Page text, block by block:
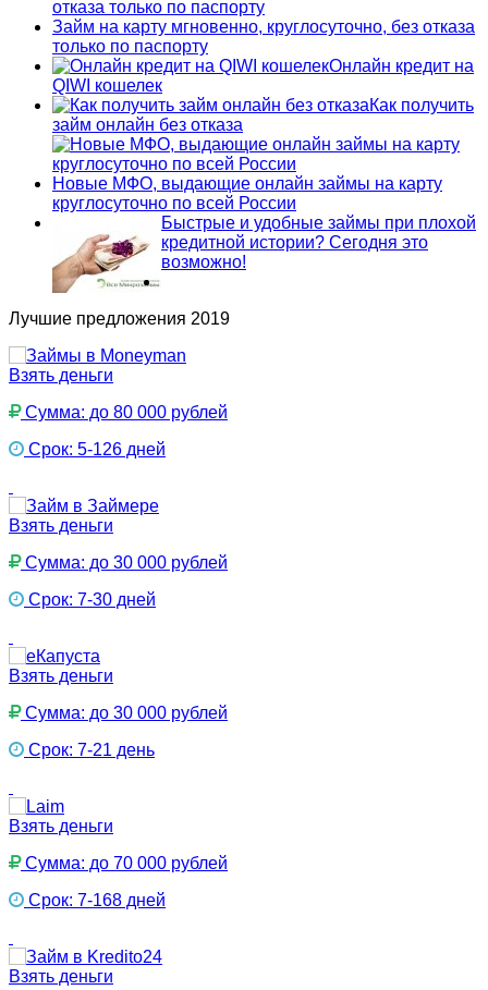
Займ на карту мгновенно, круглосуточно, без отказа
только по паспорту
Онлайн кредит на
QIWI кошелек
Как получить
займ онлайн без отказа
Новые МФО, выдающие онлайн займы на карту
круглосуточно по всей России
Быстрые и удобные займы при плохой
кредитной истории? Сегодня это
возможно!
Лучшие предложения 2019
Взять деньги
Сумма: до 80 000 рублей
Срок: 5-126 дней
Взять деньги
Сумма: до 30 000 рублей
Срок: 7-30 дней
Взять деньги
Сумма: до 30 000 рублей
Срок: 7-21 день
Взять деньги
Сумма: до 70 000 рублей
Срок: 7-168 дней
Взять деньги